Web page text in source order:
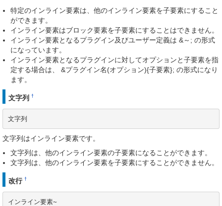
特定のインライン要素は、他のインライン要素を子要素にすること
ができます。
インライン要素はブロック要素を子要素にすることはできません。
インライン要素となるプラグイン及びユーザー定義は &～; の形式
になっています。
インライン要素となるプラグインに対してオプションと子要素を指
定する場合は、 &プラグイン名(オプション){子要素}; の形式になり
ます。
文字列 †
文字列
文字列はインライン要素です。
文字列は、他のインライン要素の子要素になることができます。
文字列は、他のインライン要素を子要素にすることができません。
改行 †
インライン要素~